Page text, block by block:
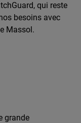
qui reste
besoins avec
Massol.
grande